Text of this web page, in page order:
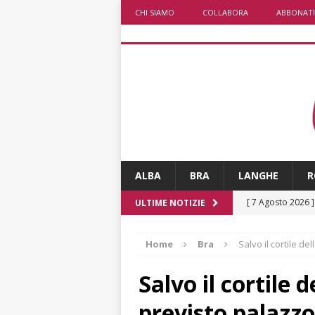
CHI SIAMO COLLABORA ABBONATI
ALBA BRA LANGHE
ULTIME NOTIZIE [ 7 Agosto 2026 ]
[ 7 Agosto 2026 ]
Mariano Trisano
Home Bra Salvo il cortile
Salvo il cortile